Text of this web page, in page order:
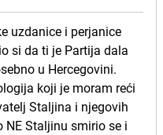
uzdanice i perjanice
si da ti je Partija dala
u Hercegovini.
koji je moram reći
Staljina i njegovih
NE Staljinu smirio se i